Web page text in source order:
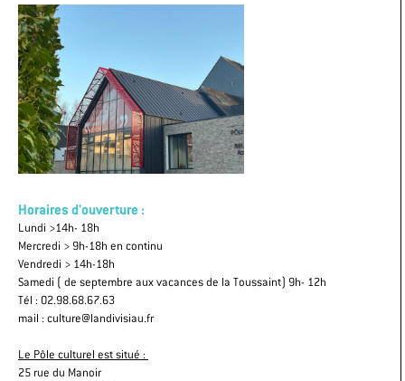
Horaires d'ouverture :
Lundi >14h- 18h
Mercredi > 9h-18h en continu
Vendredi > 14h-18h
Samedi ( de septembre aux vacances de la Toussaint) 9h- 12h
Tél : 02.98.68.67.63
mail : culture@landivisiau.fr
Le Pôle culturel est situé :
25 rue du Manoir